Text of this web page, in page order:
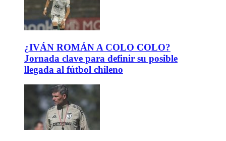
¿IVÁN ROMÁN A COLO COLO?
Jornada clave para definir su posible
llegada al fútbol chileno